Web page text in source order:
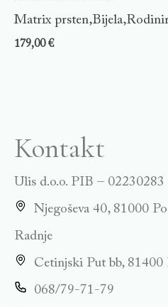
Matrix
179,00€
Kontakt
Ulis d.o.o. PIB – 02230283
Njegoševa 40, 81000
Radnje
Cetinjski Put bb, 81400
068/79-71-79